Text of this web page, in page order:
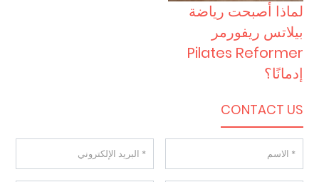
لماذا أصبحت رياضة
بيلاتس ريفورمر
Pilates Reformer
إدمانًا؟
CONTACT US